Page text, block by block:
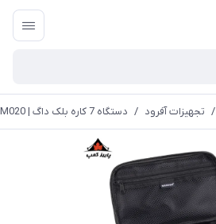
/ تجهیزات آفرود / دستگاه 7 کاره بلک داگ | CBD2450ZM020